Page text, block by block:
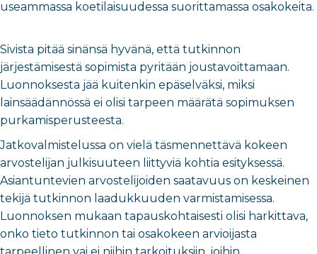
useammassa koetilaisuudessa suorittamassa osakokeita.
Sivista pitää sinänsä hyvänä, että tutkinnon
järjestämisestä sopimista pyritään joustavoittamaan.
Luonnoksesta jää kuitenkin epäselväksi, miksi
lainsäädännössä ei olisi tarpeen määrätä sopimuksen
purkamisperusteesta.
Jatkovalmistelussa on vielä täsmennettävä kokeen
arvostelijan julkisuuteen liittyviä kohtia esityksessä.
Asiantuntevien arvostelijoiden saatavuus on keskeinen
tekijä tutkinnon laadukkuuden varmistamisessa.
Luonnoksen mukaan tapauskohtaisesti olisi harkittava,
onko tieto tutkinnon tai osakokeen arvioijasta